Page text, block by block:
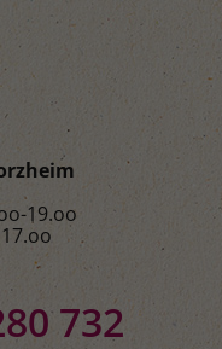
19.oo
732